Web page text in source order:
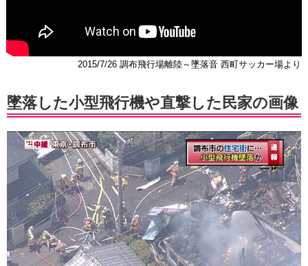
2015/7/26 調布飛行場離陸～墜落音 西町サッカー場より
墜落した小型飛行機や直撃した民家の画像